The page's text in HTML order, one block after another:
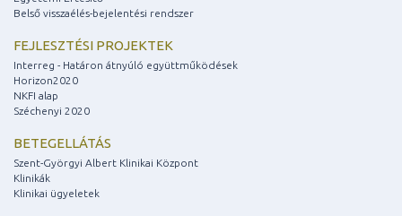
Belső visszaélés-bejelentési rendszer
FEJLESZTÉSI PROJEKTEK
Interreg - Határon átnyúló együttműködések
Horizon2020
NKFI alap
Széchenyi 2020
BETEGELLÁTÁS
Szent-Györgyi Albert Klinikai Központ
Klinikák
Klinikai ügyeletek